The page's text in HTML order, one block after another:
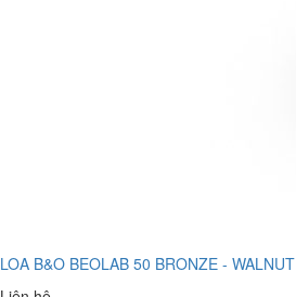
LOA B&O BEOLAB 50 BRONZE - WALNUT